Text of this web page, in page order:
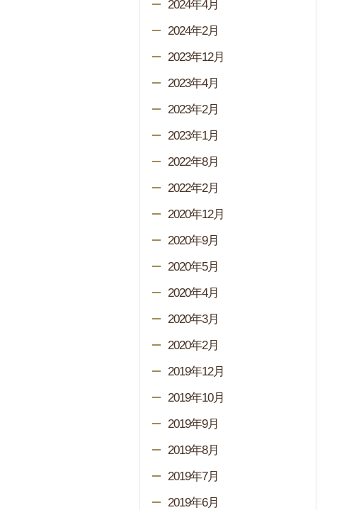
2024年4月
2024年2月
2023年12月
2023年4月
2023年2月
2023年1月
2022年8月
2022年2月
2020年12月
2020年9月
2020年5月
2020年4月
2020年3月
2020年2月
2019年12月
2019年10月
2019年9月
2019年8月
2019年7月
2019年6月